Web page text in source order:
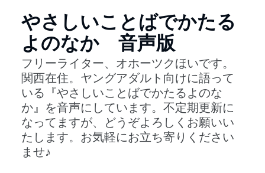
やさしいことばでかたる
よのなか 音声版
フリーライター、オホーツクほいです。
関西在住。ヤングアダルト向けに語って
いる『やさしいことばでかたるよのな
か』を音声にしています。不定期更新に
なってますが、どうぞよろしくお願いい
たします。お気軽にお立ち寄りください
ませ♪